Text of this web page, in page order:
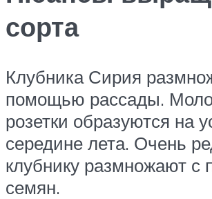
сорта
Клубника Сирия
помощью рассады.
розетки образуются на
середине лета. Очень
клубнику размножают
семян.